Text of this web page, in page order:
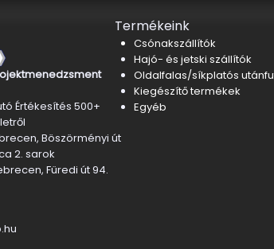
Értékesítés 500+
Böszörményi út
2. sarok
Füredi út 94.
Termékeink
Csónakszállítók
Hajó- és jetski szállítók
Oldalfalas/síkplatós
Kiegészítő termékek
Egyéb